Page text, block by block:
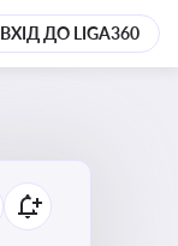
ВХІД ДО LIGA360